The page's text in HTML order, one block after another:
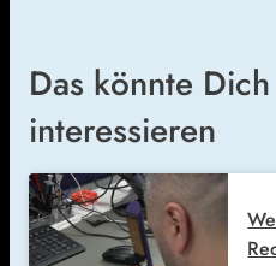
Das könnte
interessieren